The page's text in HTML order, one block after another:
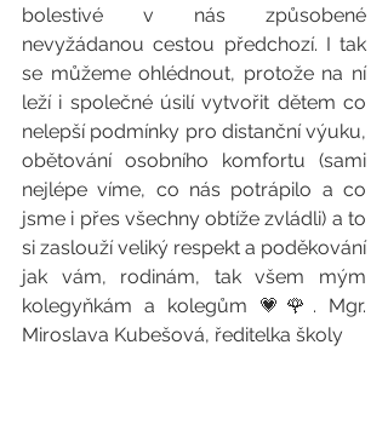
bolestivé v nás způsobené
nevyžádanou cestou předchozí. I tak
se můžeme ohlédnout, protože na ní
leží i společné úsilí vytvořit dětem co
nelepší podmínky pro distanční výuku,
obětování osobního komfortu (sami
nejlépe víme, co nás potrápilo a co
jsme i přes všechny obtíže zvládli) a to
si zaslouží veliký respekt a poděkování
jak vám, rodinám, tak všem mým
kolegyňkám a kolegům 💗🌹. Mgr.
Miroslava Kubešová, ředitelka školy